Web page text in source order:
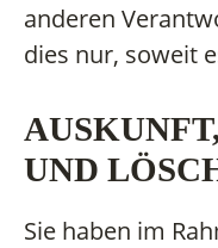
anderen
dies nur, soweit
UND
Sie haben im